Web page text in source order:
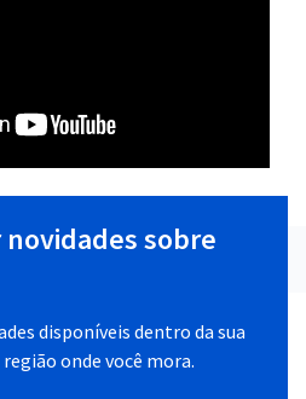
novidades sobre
disponíveis dentro da sua
onde você mora.